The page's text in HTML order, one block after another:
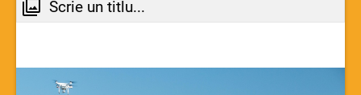
Scrie un titlu...